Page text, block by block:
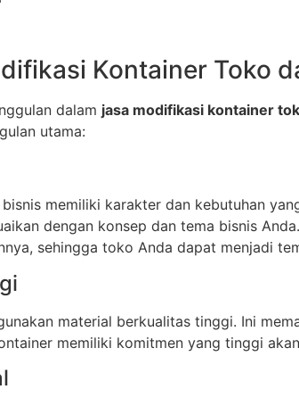
Kontainer Toko
dalam jasa modifikasi kontainer
utama:
memiliki karakter dan kebutuhan
dengan konsep dan tema bisnis
sehingga toko Anda dapat menjadi
material berkualitas tinggi. Ini
memiliki komitmen yang tinggi